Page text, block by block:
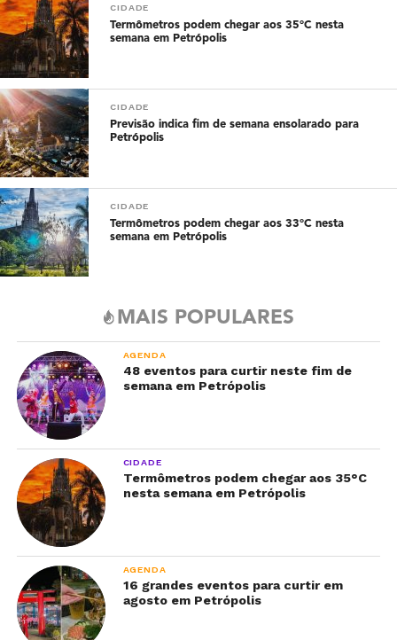
CIDADE
Termômetros podem chegar aos 35°C nesta
semana em Petrópolis
CIDADE
Previsão indica fim de semana ensolarado para
Petrópolis
CIDADE
Termômetros podem chegar aos 33°C nesta
semana em Petrópolis
MAIS POPULARES
AGENDA
48 eventos para curtir neste fim de
semana em Petrópolis
CIDADE
Termômetros podem chegar aos 35°C
nesta semana em Petrópolis
AGENDA
16 grandes eventos para curtir em
agosto em Petrópolis